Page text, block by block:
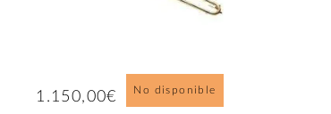
1.150,00€ No disponible